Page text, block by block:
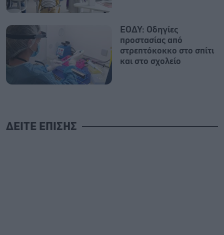
ΕΟΔΥ: Οδηγίες
προστασίας από
στρεπτόκοκκο στο σπίτι
και στο σχολείο
ΔΕΙΤΕ ΕΠΙΣΗΣ